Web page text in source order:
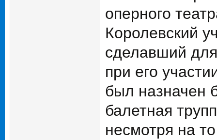
оперного
Королевский
сделавший
при его
был назначен
балетная
несмотря на